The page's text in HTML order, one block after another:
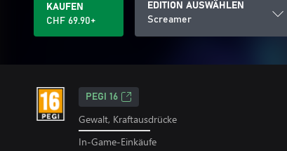
KAUFEN
CHF 69.90+
EDITION AUSWÄHLEN
Screamer
PEGI 16
Gewalt, Kraftausdrücke
In-Game-Einkäufe